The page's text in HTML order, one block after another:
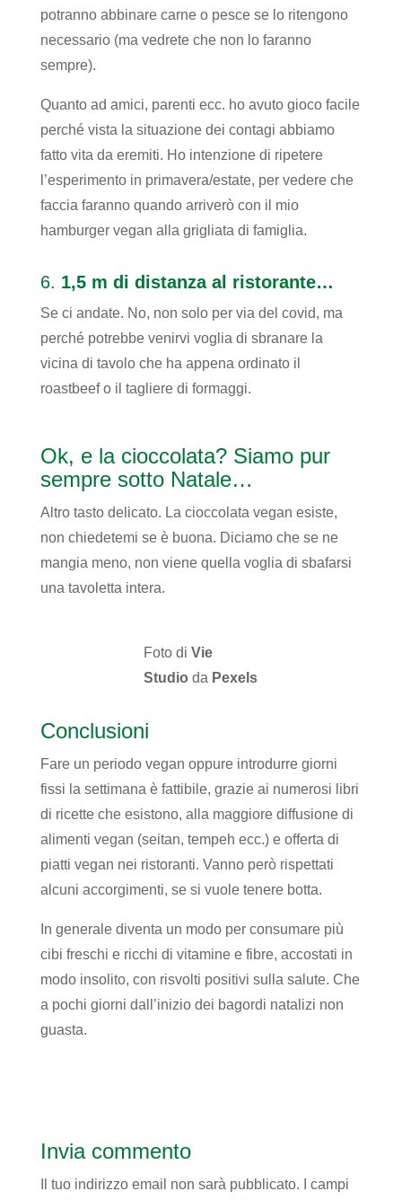
potranno abbinare carne o pesce se lo ritengono
necessario (ma vedrete che non lo faranno
sempre).
Quanto ad amici, parenti ecc. ho avuto gioco facile
perché vista la situazione dei contagi abbiamo
fatto vita da eremiti. Ho intenzione di ripetere
l’esperimento in primavera/estate, per vedere che
faccia faranno quando arriverò con il mio
hamburger vegan alla grigliata di famiglia.
6. 1,5 m di distanza al ristorante…
Se ci andate. No, non solo per via del covid, ma
perché potrebbe venirvi voglia di sbranare la
vicina di tavolo che ha appena ordinato il
roastbeef o il tagliere di formaggi.
Ok, e la cioccolata? Siamo pur
sempre sotto Natale…
Altro tasto delicato. La cioccolata vegan esiste,
non chiedetemi se è buona. Diciamo che se ne
mangia meno, non viene quella voglia di sbafarsi
una tavoletta intera.
Foto diVie
Studio da Pexels
Conclusioni
Fare un periodo vegan oppure introdurre giorni
fissi la settimana è fattibile, grazie ai numerosi libri
di ricette che esistono, alla maggiore diffusione di
alimenti vegan (seitan, tempeh ecc.) e offerta di
piatti vegan nei ristoranti. Vanno però rispettati
alcuni accorgimenti, se si vuole tenere botta.
In generale diventa un modo per consumare più
cibi freschi e ricchi di vitamine e fibre, accostati in
modo insolito, con risvolti positivi sulla salute. Che
a pochi giorni dall’inizio dei bagordi natalizi non
guasta.
Invia commento
Il tuo indirizzo email non sarà pubblicato.
I campi